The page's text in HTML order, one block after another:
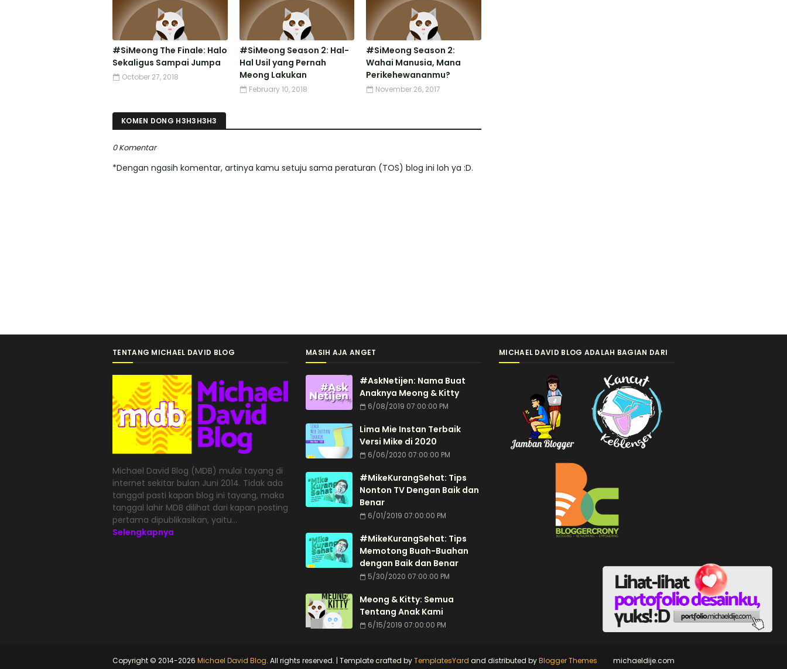
#SiMeong The Finale: Halo
Sekaligus Sampai Jumpa
October 27, 2018
#SiMeong Season 2: Hal-
Hal Usil yang Pernah
Meong Lakukan
February 10, 2018
#SiMeong Season 2:
Wahai Manusia, Mana
Perikehewananmu?
November 26, 2017
KOMEN DONG H3H3H3H3
0 Komentar
*Dengan ngasih komentar, artinya kamu setuju sama peraturan (TOS) blog ini loh ya :D.
TENTANG MICHAEL DAVID BLOG
Michael David Blog (MDB) mulai tayang di
internet sekitar bulan Juni 2014. Tidak ada
tanggal pasti kapan blog ini tayang, maka
tanggal lahir MDB dilihat dari kapan posting
pertama dipublikasikan, yaitu...
Selengkapnya
MASIH AJA ANGET
#AskNetijen: Nama Buat
Anaknya Meong & Kitty
6/08/2019 07:00:00 PM
Lima Mie Instan Terbaik
Versi Mike di 2020
6/06/2020 07:00:00 PM
#MikeKurangSehat: Tips
Nonton TV Dengan Baik dan
Benar
6/01/2019 07:00:00 PM
#MikeKurangSehat: Tips
Memotong Buah-Buahan
dengan Baik dan Benar
5/30/2020 07:00:00 PM
Meong & Kitty: Semua
Tentang Anak Kami
6/15/2019 07:00:00 PM
MICHAEL DAVID BLOG ADALAH BAGIAN DARI
michaeldije.com
Copyright © 2014-2026 Michael David Blog. All rights reserved. | Template crafted byTemplatesYard and distributed byBlogger Themes